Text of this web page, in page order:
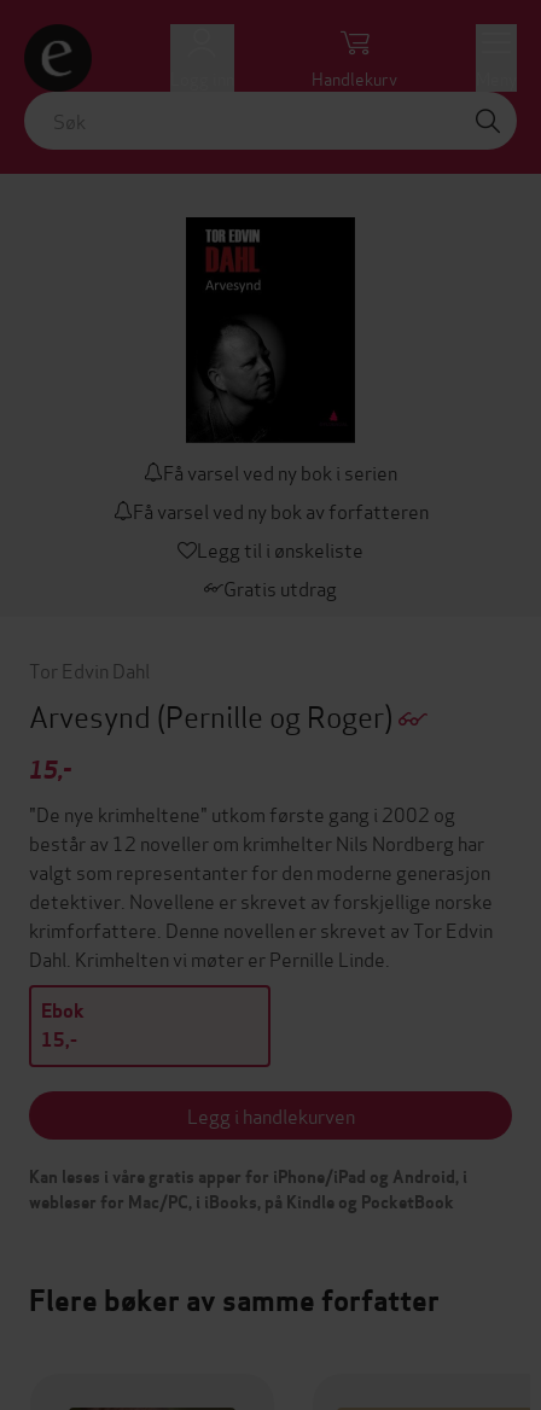
Handlekurv
Få varsel ved ny bok i serien
Få varsel ved ny bok av forfatteren
Legg til i ønskeliste
Gratis utdrag
Tor Edvin Dahl
Arvesynd (Pernille og Roger)
15,-
"De nye krimheltene" utkom første gang i 2002 og
består av 12 noveller om krimhelter Nils Nordberg har
valgt som representanter for den moderne generasjon
detektiver. Novellene er skrevet av forskjellige norske
krimforfattere. Denne novellen er skrevet av Tor Edvin
Dahl. Krimhelten vi møter er Pernille Linde.
Ebok
15,-
Legg i handlekurven
Kan leses i våre gratis apper for iPhone/iPad og Android, i
webleser for Mac/PC, i iBooks, på Kindle og PocketBook
Flere bøker av samme forfatter